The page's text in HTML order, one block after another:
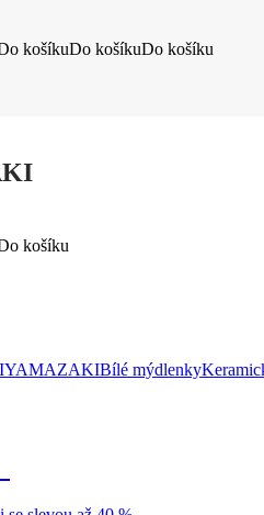
košíkuDo košíkuDo košíku
košíku
YAMAZAKIBílé mýdlenky